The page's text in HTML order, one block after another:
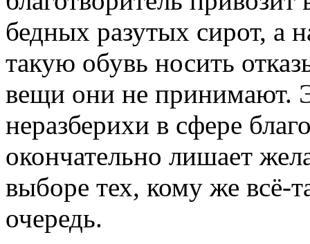
бедных разутых сирот, а
такую обувь носить
вещи они не принимают.
неразберихи в сфере
окончательно лишает
выборе тех, кому же всё-
очередь.